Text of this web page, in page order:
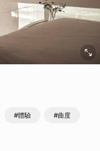
#體驗 #曲度